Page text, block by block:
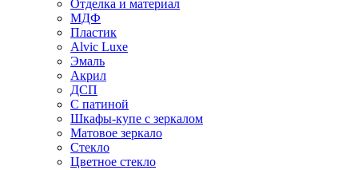
Отделка и материал
МДФ
Пластик
Alvic Luxe
Эмаль
Акрил
ДСП
С патиной
Шкафы-купе с зеркалом
Матовое зеркало
Стекло
Цветное стекло